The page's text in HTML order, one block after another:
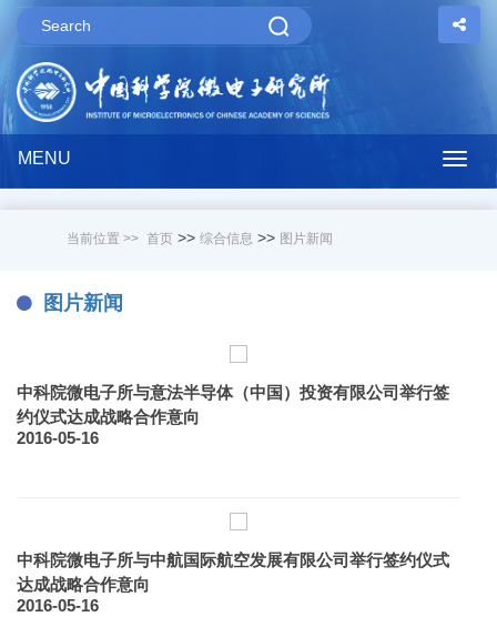
MENU
当前位置 >> 首页 >> 综合信息 >> 图片新闻
图片新闻
中科院微电子所与意法半导体（中国）投资有限公司举行签
约仪式达成战略合作意向
2016-05-16
中科院微电子所与中航国际航空发展有限公司举行签约仪式
达成战略合作意向
2016-05-16